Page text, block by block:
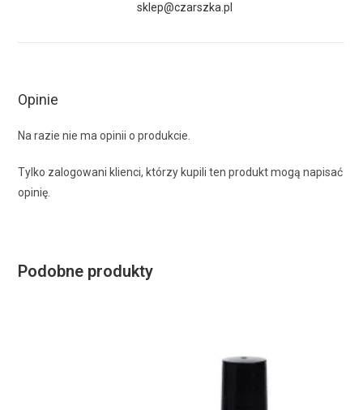
sklep@czarszka.pl
Opinie
Na razie nie ma opinii o produkcie.
Tylko zalogowani klienci, którzy kupili ten produkt mogą napisać
opinię.
Podobne produkty